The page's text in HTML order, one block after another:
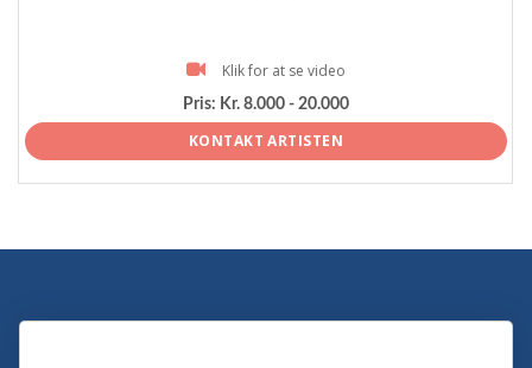
Klik for at se video
Pris: Kr. 8.000 - 20.000
KONTAKT ARTISTEN